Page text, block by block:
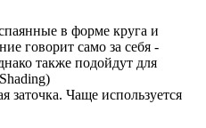
в форме круга и
говорит само за себя -
также подойдут для
заточка. Чаще используется